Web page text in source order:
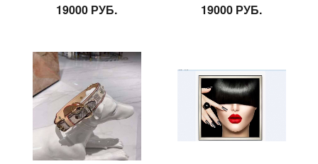
19000 РУБ. 19000 РУБ.